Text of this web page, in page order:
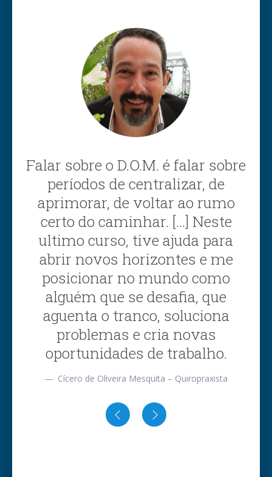
Falar sobre o D.O.M. é falar sobre
períodos de centralizar, de
aprimorar, de voltar ao rumo
certo do caminhar. […] Neste
ultimo curso, tive ajuda para
abrir novos horizontes e me
posicionar no mundo como
alguém que se desafia, que
aguenta o tranco, soluciona
problemas e cria novas
oportunidades de trabalho.
Cícero de Oliveira Mesquita – Quiropraxista